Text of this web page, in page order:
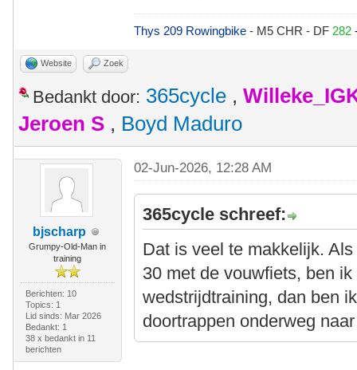
Thys 209 Rowingbike- M5 CHR - DF 282
Website Zoek
Bedankt door: 365cycle ,
Jeroen S , Boyd Maduro
bjscharp
Grumpy-Old-Man in
training
Berichten: 10
Topics: 1
Lid sinds: Mar 2026
Bedankt: 1
38 x bedankt in 11
berichten
02-Jun-2026, 12:28 AM
365cycle schreef:
Dat is veel te makkelijk.
30 met de vouwfiets, ben
wedstrijdtraining, dan ben
doortrappen onderweg